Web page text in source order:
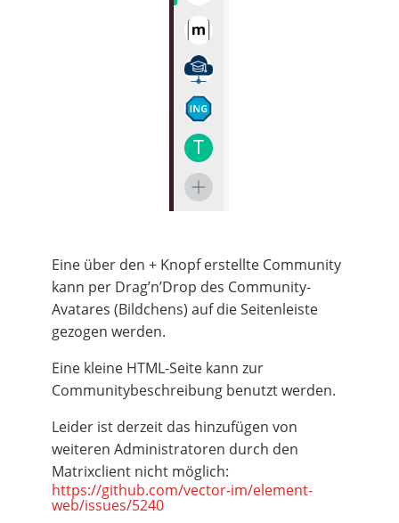
Eine über den + Knopf erstellte Community
kann per Drag’n’Drop des Community-
Avatares (Bildchens) auf die Seitenleiste
gezogen werden.
Eine kleine HTML-Seite kann zur
Communitybeschreibung benutzt werden.
Leider ist derzeit das hinzufügen von
weiteren Administratoren durch den
Matrixclient nicht möglich:
https://github.com/vector-im/element-
web/issues/5240